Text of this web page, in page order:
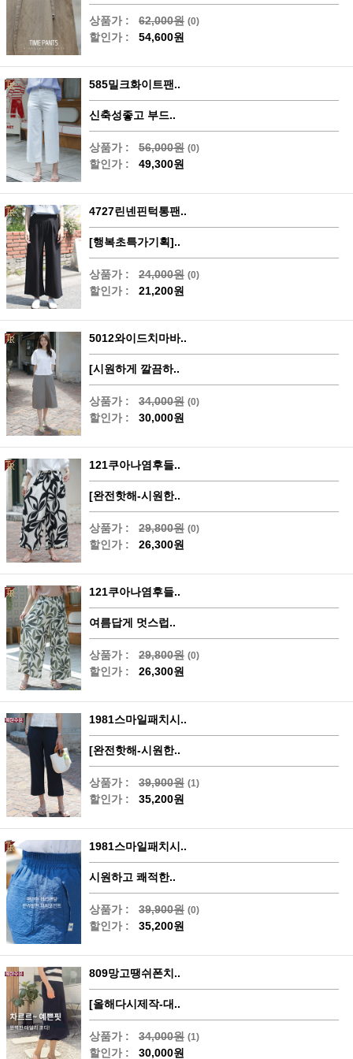
상품가 : 62,000원 (0)
할인가 : 54,600원
585밀크화이트팬..
신축성좋고 부드..
상품가 : 56,000원 (0)
할인가 : 49,300원
4727린넨핀턱통팬..
[행복초특가기획]..
상품가 : 24,000원 (0)
할인가 : 21,200원
5012와이드치마바..
[시원하게 깔끔하..
상품가 : 34,000원 (0)
할인가 : 30,000원
121쿠아나염후들..
[완전핫해-시원한..
상품가 : 29,800원 (0)
할인가 : 26,300원
121쿠아나염후들..
여름답게 멋스럽..
상품가 : 29,800원 (0)
할인가 : 26,300원
1981스마일패치시..
[완전핫해-시원한..
상품가 : 39,900원 (1)
할인가 : 35,200원
1981스마일패치시..
시원하고 쾌적한..
상품가 : 39,900원 (0)
할인가 : 35,200원
809망고땡쉬폰치..
[올해다시제작-대..
상품가 : 34,000원 (1)
할인가 : 30,000원